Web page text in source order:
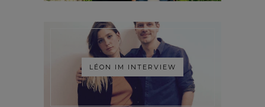
LÉON IM INTERVIEW